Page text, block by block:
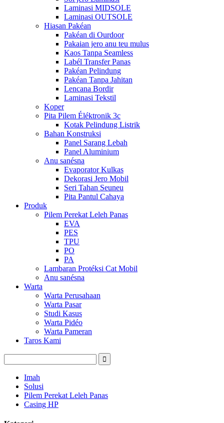
Laminasi MIDSOLE
Laminasi OUTSOLE
Hiasan Pakéan
Pakéan di Ourdoor
Pakaian jero anu teu mulus
Kaos Tanpa Seamless
Labél Transfer Panas
Pakéan Pelindung
Pakéan Tanpa Jahitan
Lencana Bordir
Laminasi Tekstil
Koper
Pita Pilem Éléktronik 3c
Kotak Pelindung Listrik
Bahan Konstruksi
Panel Sarang Lebah
Panel Aluminium
Anu sanésna
Evaporator Kulkas
Dekorasi Jero Mobil
Seri Tahan Seuneu
Pita Pantul Cahaya
Produk
Pilem Perekat Leleh Panas
EVA
PES
TPU
PO
PA
Lambaran Protéksi Cat Mobil
Anu sanésna
Warta
Warta Perusahaan
Warta Pasar
Studi Kasus
Warta Pidéo
Warta Pameran
Taros Kami
Imah
Solusi
Pilem Perekat Leleh Panas
Casing HP